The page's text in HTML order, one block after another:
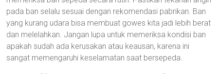
pada ban selalu sesuai dengan rekomendasi pabrikan. Ban
yang kurang udara bisa membuat gowes kita jadi lebih berat
dan melelahkan. Jangan lupa untuk memeriksa kondisi ban
apakah sudah ada kerusakan atau keausan, karena ini
sangat memengaruhi keselamatan saat bersepeda.